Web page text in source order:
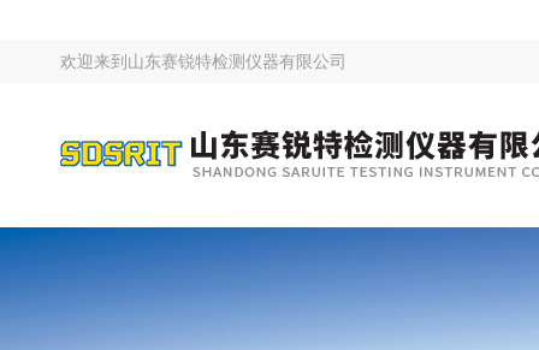
欢迎来到 山东赛锐特检测仪器有限公司